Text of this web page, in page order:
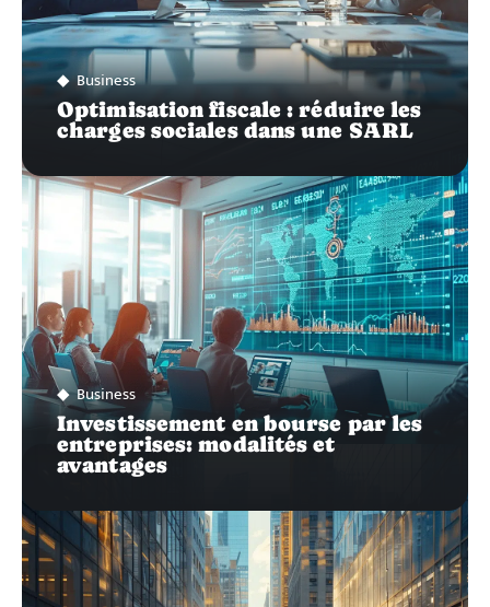
Business
Optimisation fiscale : réduire les
charges sociales dans une SARL
Business
Investissement en bourse par les
entreprises: modalités et
avantages